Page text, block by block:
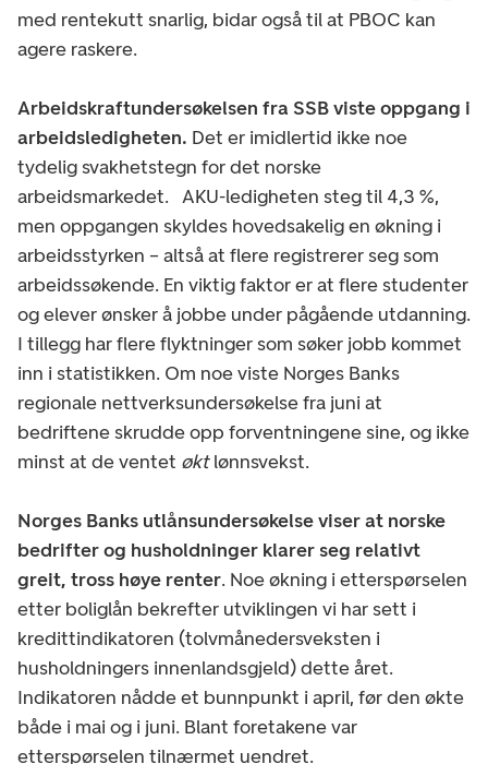
med rentekutt snarlig, bidar også til at PBOC kan
agere raskere.
Arbeidskraftundersøkelsen fra SSB viste oppgang i
arbeidsledigheten. Det er imidlertid ikke noe
tydelig svakhetstegn for det norske
arbeidsmarkedet. AKU-ledigheten steg til 4,3 %,
men oppgangen skyldes hovedsakelig en økning i
arbeidsstyrken – altså at flere registrerer seg som
arbeidssøkende. En viktig faktor er at flere studenter
og elever ønsker å jobbe under pågående utdanning.
I tillegg har flere flyktninger som søker jobb kommet
inn i statistikken. Om noe viste Norges Banks
regionale nettverksundersøkelse fra juni at
bedriftene skrudde opp forventningene sine, og ikke
minst at de ventet øktlønnsvekst.
Norges Banks utlånsundersøkelse viser at norske
bedrifter og husholdninger klarer seg relativt
greit, tross høye renter. Noe økning i etterspørselen
etter boliglån bekrefter utviklingen vi har sett i
kredittindikatoren (tolvmånedersveksten i
husholdningers innenlandsgjeld) dette året.
Indikatoren nådde et bunnpunkt i april, før den økte
både i mai og i juni. Blant foretakene var
etterspørselen tilnærmet uendret.